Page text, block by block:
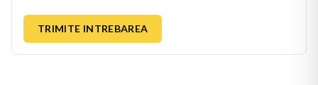
TRIMITE INTREBAREA